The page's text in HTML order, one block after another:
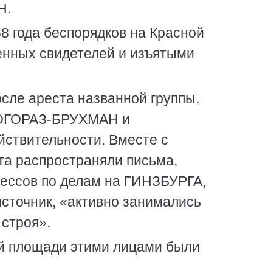
года беспорядков на Красной
свидетелей и изъятыми
ареста названной группы,
БРУХМАН и
Вместе с
письма,
по делам на ГИНЗБУРГА,
«активно занимались
площади этими лицами были